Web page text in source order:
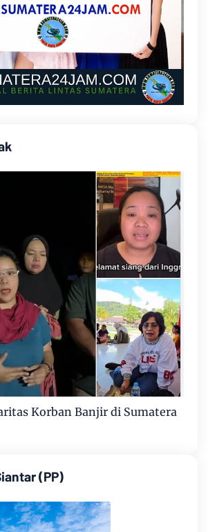
Korban Banjir di Sumatera
(PP)